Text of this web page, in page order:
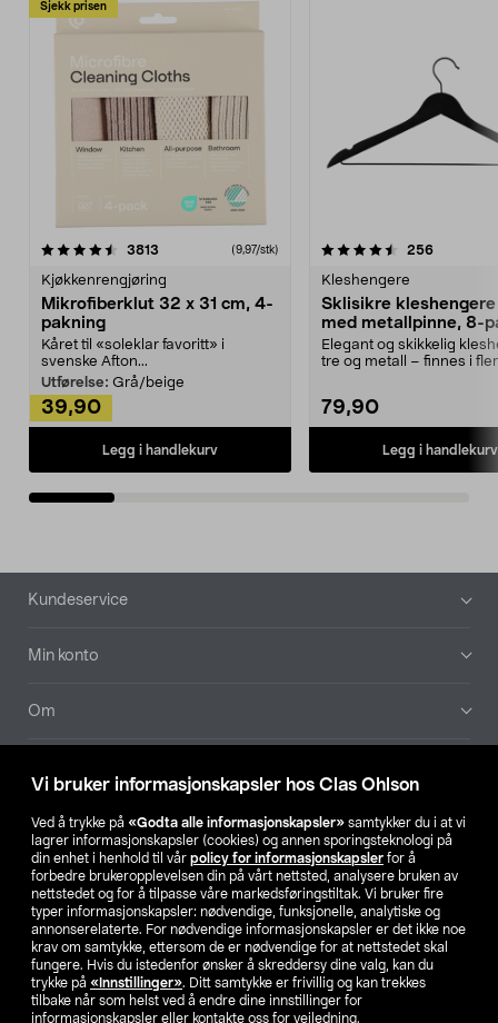
Vi bruker informasjonskapsler hos Clas Ohlson
Ved å trykke på «Godta alle informasjonskapsler» samtykker du i at vi
lagrer informasjonskapsler (cookies) og annen sporingsteknologi på
din enhet i henhold til vår policy for informasjonskapsler for å
forbedre brukeropplevelsen din på vårt nettsted, analysere bruken av
nettstedet og for å tilpasse våre markedsføringstiltak. Vi bruker fire
typer informasjonskapsler: nødvendige, funksjonelle, analytiske og
annonserelaterte. For nødvendige informasjonskapsler er det ikke noe
krav om samtykke, ettersom de er nødvendige for at nettstedet skal
fungere. Hvis du istedenfor ønsker å skreddersy dine valg, kan du
trykke på «Innstillinger». Ditt samtykke er frivillig og kan trekkes
tilbake når som helst ved å endre dine innstillinger for
informasjonskapsler eller kontakte oss for veiledning.
Sjekk prisen
3813 anmeldelser(9,97/stk)
Kjøkkenrengjøring
Mikrofiberklut 32 x 31 cm, 4-
pakning
Kåret til «soleklar favoritt» i
svenske Afton...
Utførelse: Grå/beige
39,90
Legg i handlekurv
4.5av 5 stjerner 256
Kleshengere
Sklisikre
med metallpinne, 8-
Elegant og skikkelig
tre og metall – finnes i
79,90
Legg i handlekurv
4.5av 5 stjerner
Bunntekst
Kundeservice
Min konto
Om
Våre selskaper
Finn din butikk
SE NO FI